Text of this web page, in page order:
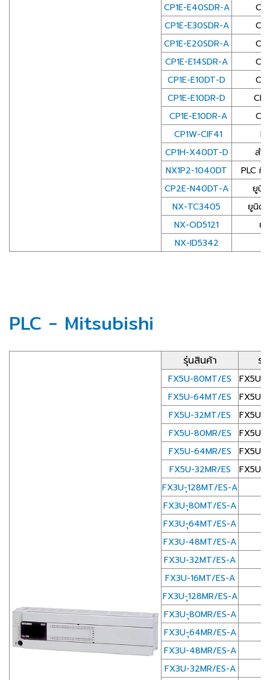
CP1E-E40SDR-A
CP1E-E30SDR-A
CP1E-E20SDR-A
CP1E-E14SDR-A
CP1E-E10DT-D
CP1E-E10DR-D
CP1E-E10DR-A
CP1W-CIF41
CP1H-X40DT-D
สำ
NX1P2-1040DT
PLC ที่
CP2E-N40DT-A
ยูนิ
NX-TC3405
ยูนิต
NX-OD5121
ยู
NX-ID5342
PLC - Mitsubishi
รุ่นสินค้า ร
FX5U-80MT/ES
FX5U
FX5U-64MT/ES
FX5U
FX5U-32MT/ES
FX5U
FX5U-80MR/ES
FX5U
FX5U-64MR/ES
FX5U
FX5U-32MR/ES
FX5U
FX3U-ุ128MT/ES-A
FX3U-ุ80MT/ES-A
FX3U-ุ64MT/ES-A
FX3U-48MT/ES-A
FX3U-32MT/ES-A
FX3U-16MT/ES-A
FX3U-ุ128MR/ES-A
FX3U-ุ80MR/ES-A
FX3U-ุ64MR/ES-A
FX3U-48MR/ES-A
FX3U-32MR/ES-A